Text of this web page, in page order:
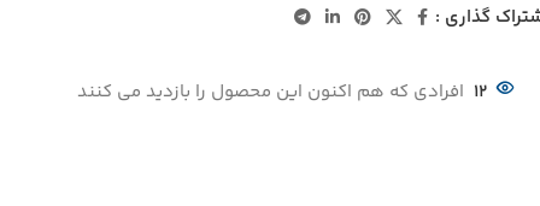
گذاری :
12 افرادی که هم اکنون این محصول را بازدید می کنند